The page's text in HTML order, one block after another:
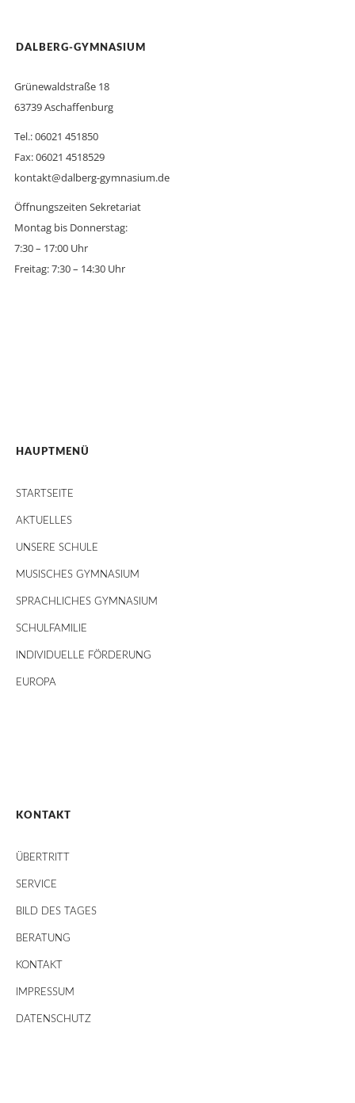
DALBERG-GYMNASIUM
Grünewaldstraße 18
63739 Aschaffenburg
Tel.: 06021 451850
Fax: 06021 4518529
kontakt@dalberg-gymnasium.de
Öffnungszeiten Sekretariat
Montag bis Donnerstag:
7:30 – 17:00 Uhr
Freitag: 7:30 – 14:30 Uhr
HAUPTMENÜ
STARTSEITE
AKTUELLES
UNSERE SCHULE
MUSISCHES GYMNASIUM
SPRACHLICHES GYMNASIUM
SCHULFAMILIE
INDIVIDUELLE FÖRDERUNG
EUROPA
KONTAKT
ÜBERTRITT
SERVICE
BILD DES TAGES
BERATUNG
KONTAKT
IMPRESSUM
DATENSCHUTZ